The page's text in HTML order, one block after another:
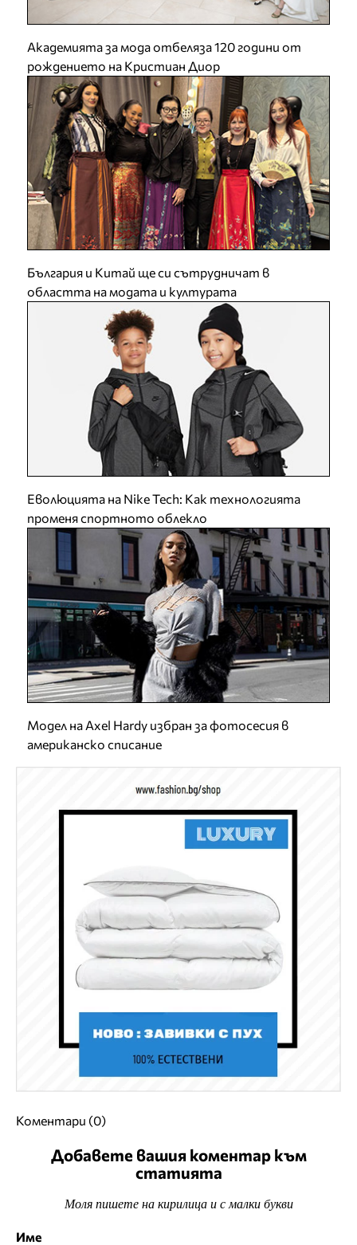
Академията за мода отбеляза 120 години от
рождението на Кристиан Диор
България и Китай ще си сътрудничат в
областта на модата и културата
Еволюцията на Nike Tech: Как технологията
променя спортното облекло
Модел на Axel Hardy избран за фотосесия в
американско списание
Коментари (0)
Добавете вашия коментар към
статията
Моля пишете на кирилица и с малки букви
Име